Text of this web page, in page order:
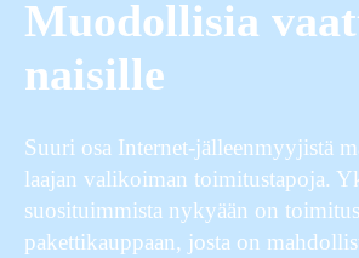
Muodollisia
naisille
Suuri osa Internet-jälleenmyyjistä
laajan valikoiman toimitustapoja.
suosituimmista nykyään on toimitus
pakettikauppaan, josta on